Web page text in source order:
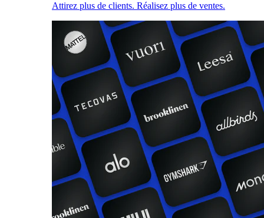
Attirez plus de clients. Réalisez plus de ventes.